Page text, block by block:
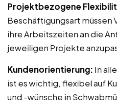
Projektbezogene
Beschäftigungsart müssen
ihre Arbeitszeiten an die
jeweiligen Projekte
Kundenorientierung: In
ist es wichtig, flexibel auf
und -wünsche in